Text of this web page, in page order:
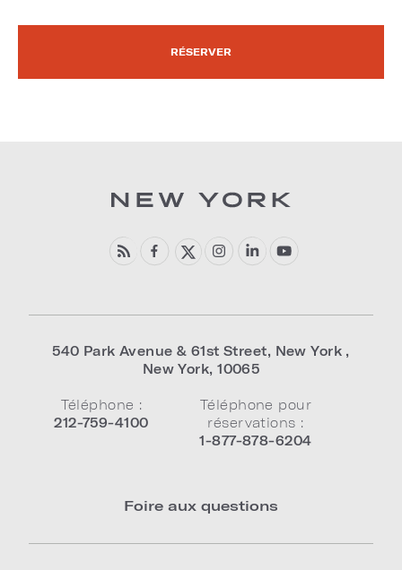
RÉSERVER
540 Park Avenue & 61st Street, New York ,
New York,10065
Téléphone :
212-759-4100
Téléphone pour
réservations :
1-877-878-6204
Foire aux questions